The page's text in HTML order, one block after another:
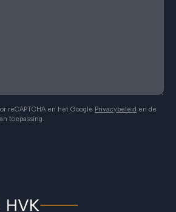
reCAPTCHA en het Google Privacybeleid en de
toepassing.